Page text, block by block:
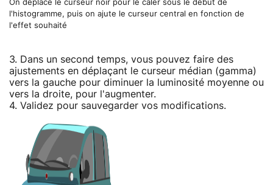
On déplace le curseur noir pour le caler sous le début de
l'histogramme, puis on ajute le curseur central en fonction de
l'effet souhaité
3. Dans un second temps, vous pouvez faire des
ajustements en déplaçant le curseur médian (gamma)
vers la gauche pour diminuer la luminosité moyenne ou
vers la droite, pour l'augmenter.
4. Validez pour sauvegarder vos modifications.